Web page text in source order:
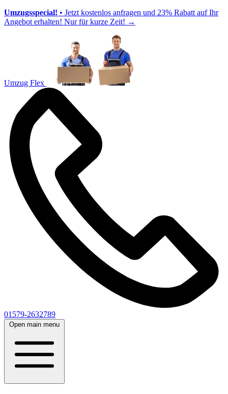
Umzugsspecial! • Jetzt kostenlos anfragen und 23% Rabatt auf Ihr
Angebot erhalten! Nur für kurze Zeit! →
Umzug Flex
01579-2632789
Open main menu